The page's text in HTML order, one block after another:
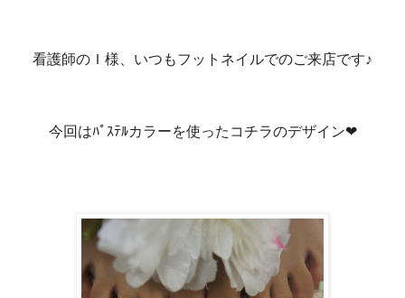
看護師のＩ様、いつもフットネイルでのご来店です♪
今回はﾊﾟｽﾃﾙカラーを使ったコチラのデザイン❤